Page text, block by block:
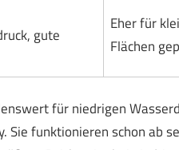
gute
Eher für
Flächen
für niedrigen
Sie funktionieren schon ab